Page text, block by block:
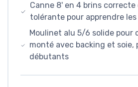
Canne 8' en 4 brins correcte
tolérante pour apprendre
Moulinet alu 5/6 solide pour
monté avec backing et soie,
débutants